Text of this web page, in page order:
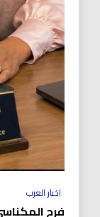
اخبار العرب
فرح